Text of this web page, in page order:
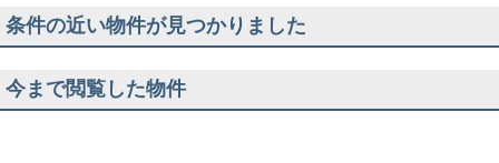
条件の近い物件が見つかりました
今まで閲覧した物件